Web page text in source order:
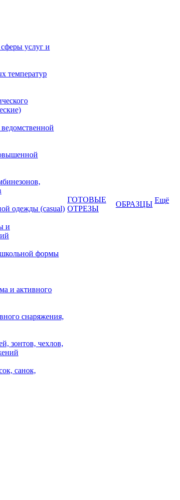
услуг и
температур
одежды (casual)
и
формы
и активного
снаряжения,
зонтов, чехлов,
санок,
ГОТОВЫЕ
ОТРЕЗЫ
ОБРАЗЦЫ Ещё